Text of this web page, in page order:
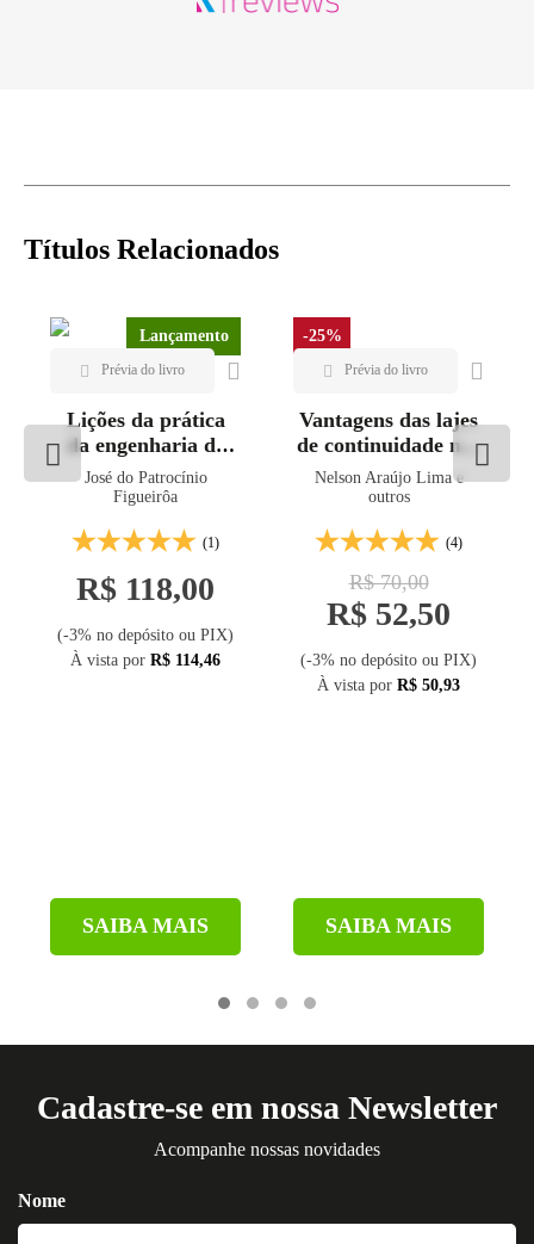
Títulos Relacionados
Lançamento
Lições da prática
da engenharia de
estruturas de
concreto
José do Patrocínio
Figueirôa
(1)
R$ 118,00
(-3% no depósito ou PIX)
À vista por R$ 114,46
SAIBA MAIS
-25%
Vantagens das lajes
de continuidade nas
pontes pré-
moldadas
Nelson Araújo Lima e
outros
(4)
R$ 70,00
R$ 52,50
(-3% no depósito ou PIX)
À vista por R$ 50,93
SAIBA MAIS
Cadastre-se em nossa Newsletter
Acompanhe nossas novidades
Nome